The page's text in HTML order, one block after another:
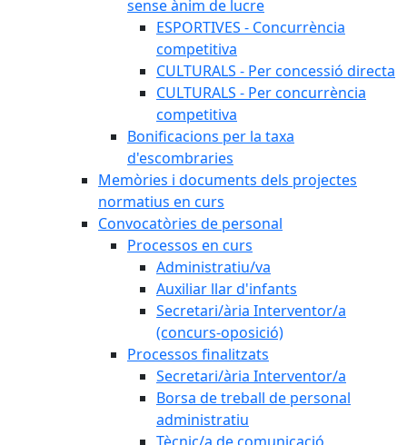
sense ànim de lucre
ESPORTIVES - Concurrència
competitiva
CULTURALS - Per concessió directa
CULTURALS - Per concurrència
competitiva
Bonificacions per la taxa
d'escombraries
Memòries i documents dels projectes
normatius en curs
Convocatòries de personal
Processos en curs
Administratiu/va
Auxiliar llar d'infants
Secretari/ària Interventor/a
(concurs-oposició)
Processos finalitzats
Secretari/ària Interventor/a
Borsa de treball de personal
administratiu